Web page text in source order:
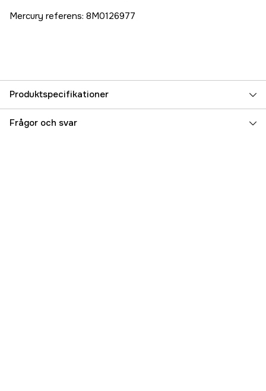
Mercury referens: 8M0126977
Produktspecifikationer
Referensnummer 5000075092
Frågor och svar